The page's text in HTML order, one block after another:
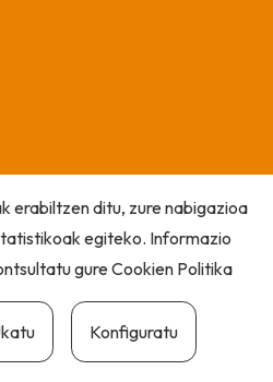
erabiltzen ditu, zure nabigazioa
egiteko. Informazio
gureCookien Politika
Konfiguratu